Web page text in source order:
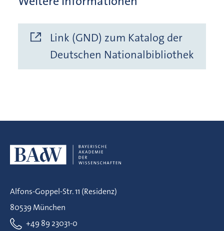
Link (GND) zum Katalog der
Deutschen Nationalbibliothek
Alfons-Goppel-Str. 11 (Residenz)
80539 München
+49 89 23031-0